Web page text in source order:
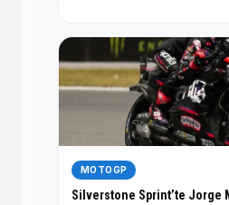
MOTOGP
Silverstone Sprint’te Jorge